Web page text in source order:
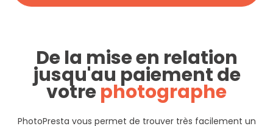
De la mise en relation
jusqu'au paiement de
votrephotographe
PhotoPresta vous permet de trouver très facilement un